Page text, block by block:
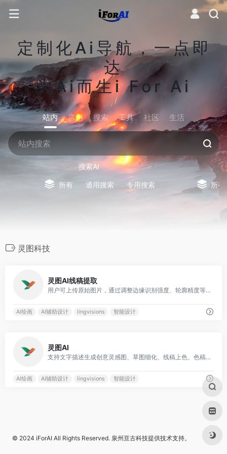
定制化Ai导航，一点即
达
为Ai而生i For Ai
站内 常用 搜索 工具 社区 生活
搜索AI
所有 通用搜索 专用搜索 所有
灵图科技
灵图AI线稿提取
用户可上传原始图片，通过调整边缘识别强度、轮廓精度等参数，让AI自动识别图像中的主体轮廓并生成线稿
AI绘画 AI辅助设计 lingvisions 智能设计
灵图AI
支持文字描述生成创意灵感图、草图细化、线稿上色、色稿细化、图片放大、图片变清晰、智能替换画面元素、智能擦除、局部细化、线稿提取等
AI绘画 AI辅助设计 lingvisions 智能设计
© 2024 iForAI All Rights Reserved. 泉州亘古科技提供技术支持。